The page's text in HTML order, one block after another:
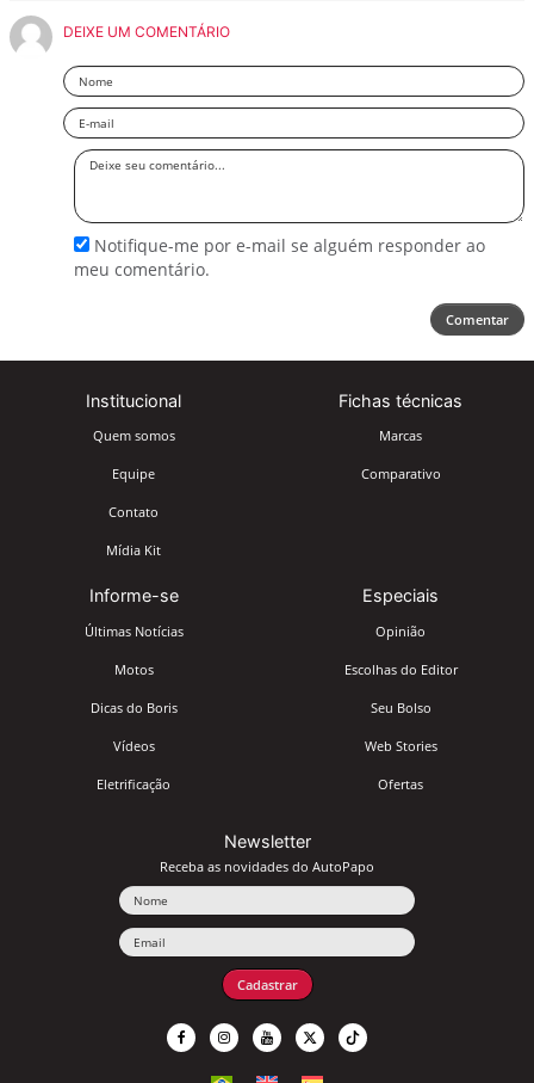
DEIXE UM COMENTÁRIO
Nome
Email
Deixe
Notifique-me por e-mail se alguém responder ao
meu comentário.
Comentar
Institucional
Quem somos
Equipe
Contato
Mídia Kit
Fichas técnicas
Marcas
Comparativo
Informe-se
Últimas Notícias
Motos
Dicas do Boris
Vídeos
Eletrificação
Especiais
Opinião
Escolhas do Editor
Seu Bolso
Web Stories
Ofertas
Newsletter
Receba as novidades do AutoPapo
Cadastrar